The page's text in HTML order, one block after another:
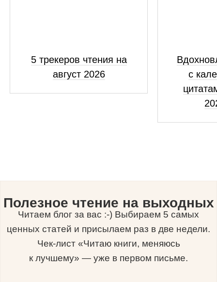
5 трекеров чтения на
август 2026
с
Полезное чтение на выходных
Читаем блог за вас :-) Выбираем 5 самых
ценных статей и присылаем раз в две недели.
Чек-лист «Читаю книги, меняюсь
к лучшему» — уже в первом письме.